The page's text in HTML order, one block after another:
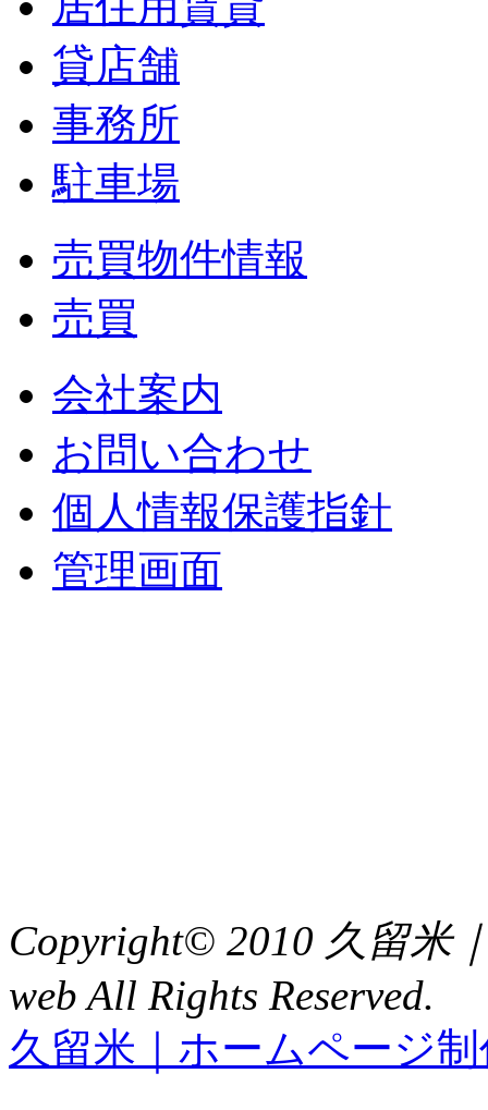
貸店舗
事務所
駐車場
売買物件情報
売買
会社案内
お問い合わせ
個人情報保護指針
管理画面
Copyright© 2010 久留米
web All Rights Reserved.
久留米｜ホームページ